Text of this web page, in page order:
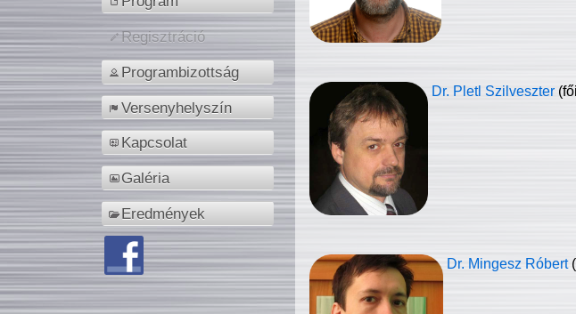
Regisztráció
Programbizottság
Versenyhelyszín
Kapcsolat
Galéria
Eredmények
Dr. Pletl Szilveszter
Dr. Mingesz Róbert